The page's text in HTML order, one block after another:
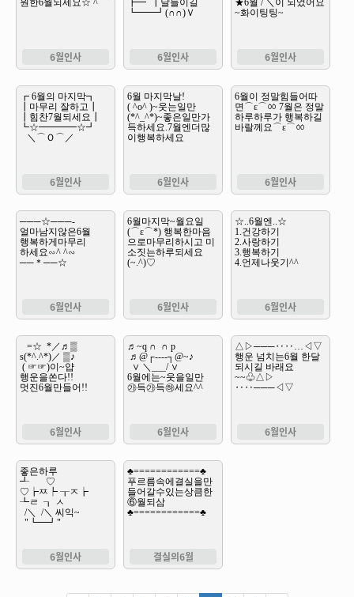
6월인사 6월인사 6월인사
6월인사 6월인사 6월인사
6월인사 6월인사 6월인사
6월인사 6월인사 6월인사
6월인사 결실의6월